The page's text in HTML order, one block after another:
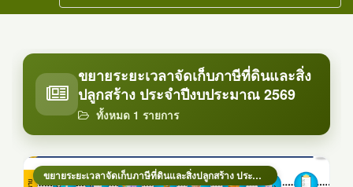
ขยายระยะเวลาจัดเก็บภาษีที่ดินและสิ่ง
ปลูกสร้าง ประจำปีงบประมาณ 2569
ทั้งหมด 1 รายการ
ขยายระยะเวลาจัดเก็บภาษีที่ดินและสิ่งปลูกสร้าง ประจำปีงบประมาณ 2569